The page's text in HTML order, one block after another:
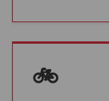
🚲